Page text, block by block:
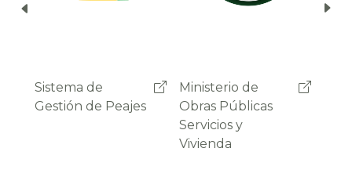
Ministerio de
Obras Públicas
Administradora
Boliviana de
Carreteras